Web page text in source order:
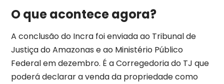
O que acontece agora?
A conclusão do Incra foi enviada ao Tribunal de
Justiça do Amazonas e ao Ministério Público
Federal em dezembro. É a Corregedoria do TJ que
poderá declarar a venda da propriedade como